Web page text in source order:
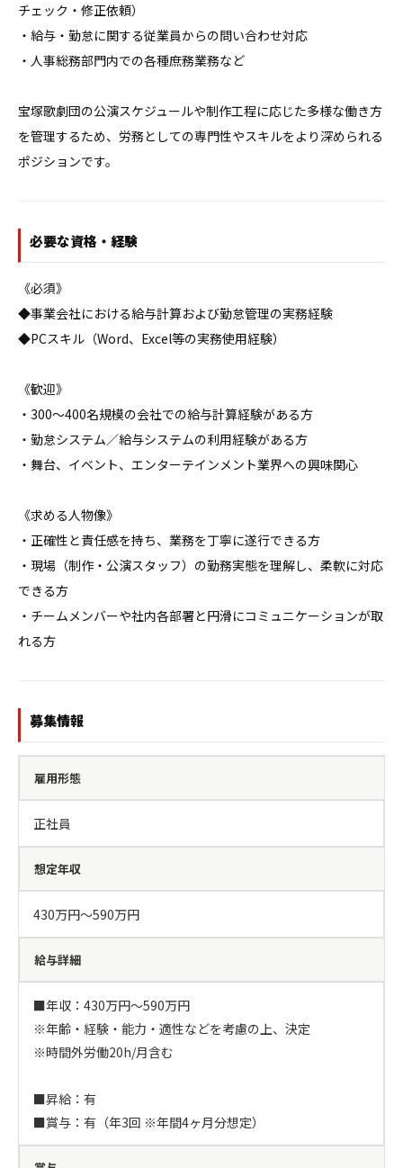
チェック・修正依頼）
・給与・勤怠に関する従業員からの問い合わせ対応
・人事総務部門内での各種庶務業務など
宝塚歌劇団の公演スケジュールや制作工程に応じた多様な働き方
を管理するため、労務としての専門性やスキルをより深められる
ポジションです。
必要な資格・経験
《必須》
◆事業会社における給与計算および勤怠管理の実務経験
◆PCスキル（Word、Excel等の実務使用経験）
《歓迎》
・300〜400名規模の会社での給与計算経験がある方
・勤怠システム／給与システムの利用経験がある方
・舞台、イベント、エンターテインメント業界への興味関心
《求める人物像》
・正確性と責任感を持ち、業務を丁寧に遂行できる方
・現場（制作・公演スタッフ）の勤務実態を理解し、柔軟に対応
できる方
・チームメンバーや社内各部署と円滑にコミュニケーションが取
れる方
募集情報
雇用形態
正社員
想定年収
430万円〜590万円
給与詳細
■年収：430万円～590万円
※年齢・経験・能力・適性などを考慮の上、決定
※時間外労働20h/月含む
■昇給：有
■賞与：有（年3回 ※年間4ヶ月分想定）